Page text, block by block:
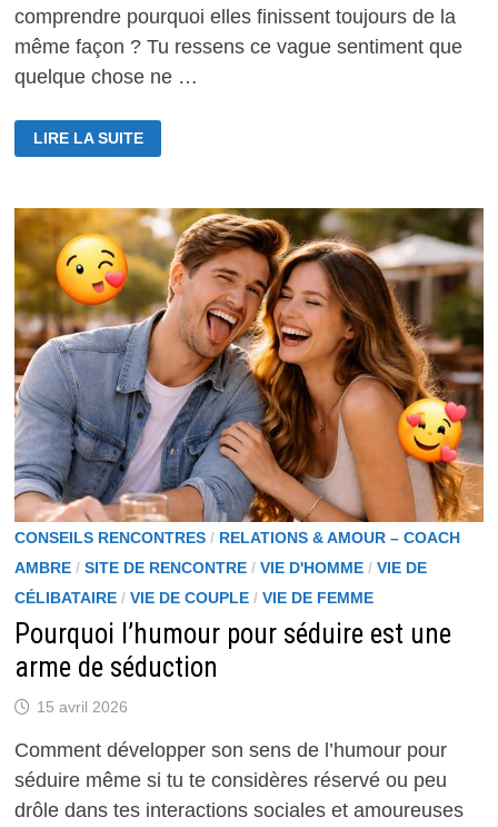
comprendre pourquoi elles finissent toujours de la
même façon ? Tu ressens ce vague sentiment que
quelque chose ne …
POURQUOI
FAIRE
UN
PEUT
TRANSFORMER
TA
VIE
AMOUREUSE
LIRE LA SUITE
CONSEILS RENCONTRES/ RELATIONS & AMOUR – COACH
AMBRE/ SITE DE RENCONTRE/ VIE D'HOMME/ VIE DE
CÉLIBATAIRE/ VIE DE COUPLE/ VIE DE FEMME
Pourquoi l’humour pour séduire est une
arme de séduction
15 avril 2026
Comment développer son sens de l’humour pour
séduire même si tu te considères réservé ou peu
drôle dans tes interactions sociales et amoureuses